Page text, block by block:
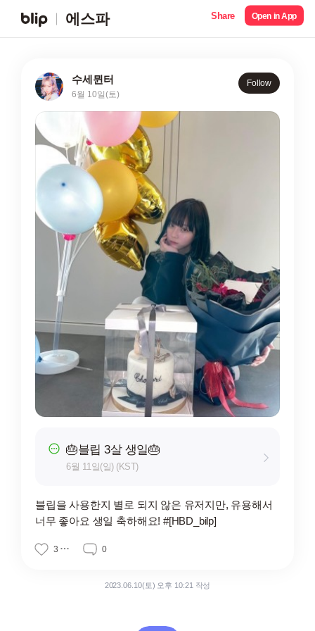
에스파 Share Open in App
수세뮌터
6월 10일(토)
Follow
🎂블립 3살 생일🎂
6월 11일(일) (KST)
블립을 사용한지 별로 되지 않은 유저지만, 유용해서
너무 좋아요 생일 축하해요! #[HBD_bilp]
3 0
2023.06.10(토) 오후 10:21 작성